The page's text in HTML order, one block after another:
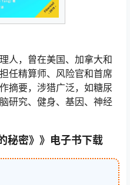
人，曾在美国、加拿大和
任精算师、风险官和首席
摘要，涉猎广泛，如糖尿
研究、健身、基因、神经
秘密》》电子书下载